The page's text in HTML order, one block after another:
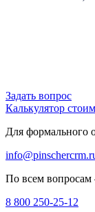
Задать вопрос
Калькулятор
Для формального
По всем вопросам
8 800 250-25-12